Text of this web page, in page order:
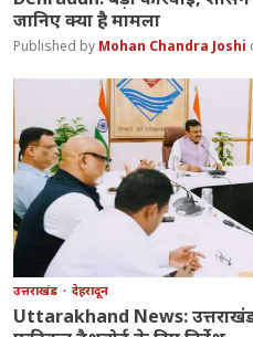
जानिए क्या है मामला
Mohan Chandra Joshi
उत्तराखंड देहरादून
Uttarakhand News: